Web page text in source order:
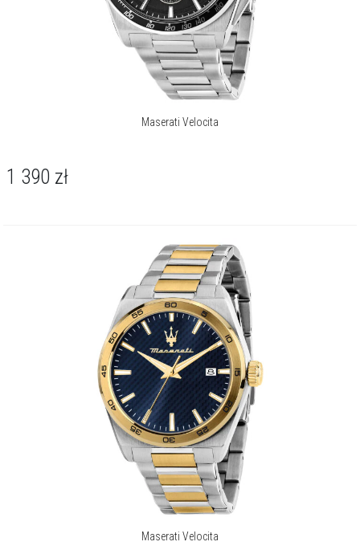
Maserati Velocita
1 390 zł
Maserati Velocita